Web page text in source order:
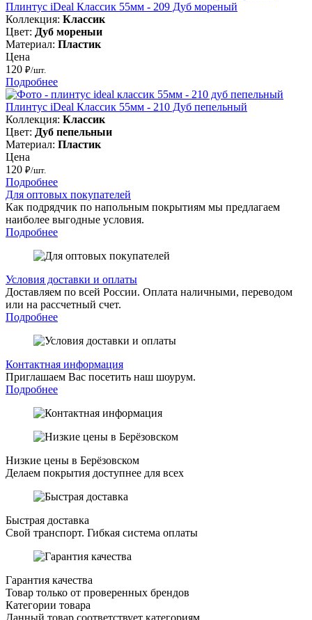
Плинтус iDeal Классик 55мм - 209 Дуб мореный
Коллекция: Классик
Цвет: Дуб мореныи
Материал: Пластик
Цена
120 ₽/шт.
Подробнее
Плинтус iDeal Классик 55мм - 210 Дуб пепельный
Коллекция: Классик
Цвет: Дуб пепельныи
Материал: Пластик
Цена
120 ₽/шт.
Подробнее
Для оптовых покупателей
Как подрядчик по напольным покрытиям мы предлагаем
наиболее выгодные условия.
Подробнее
Условия доставки и оплаты
Доставляем по всей России. Оплата наличными, переводом
или на рассчетный счет.
Подробнее
Контактная информация
Приглашаем Вас посетить наш шоурум.
Подробнее
Низкие цены в Берёзовском
Делаем покрытия доступнее для всех
Быстрая доставка
Свой транспорт. Гибкая система оплаты
Гарантия качества
Товар только от проверенных брендов
Категории товара